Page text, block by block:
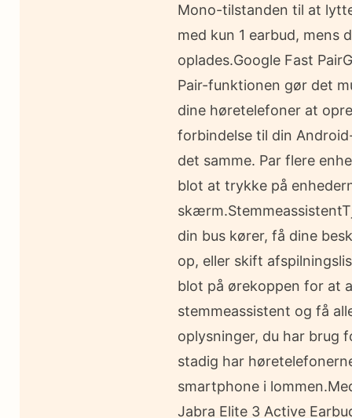
Mono-tilstanden til at
med kun 1 earbud, mens
oplades.Google Fast
Pair-funktionen gør det
dine høretelefoner at
forbindelse til din
det samme. Par flere
blot at trykke på
din bus kører, få dine
op, eller skift
blot på ørekoppen for at
stemmeassistent og få
oplysninger, du har brug
stadig har
smartphone i
Jabra Elite 3 Active